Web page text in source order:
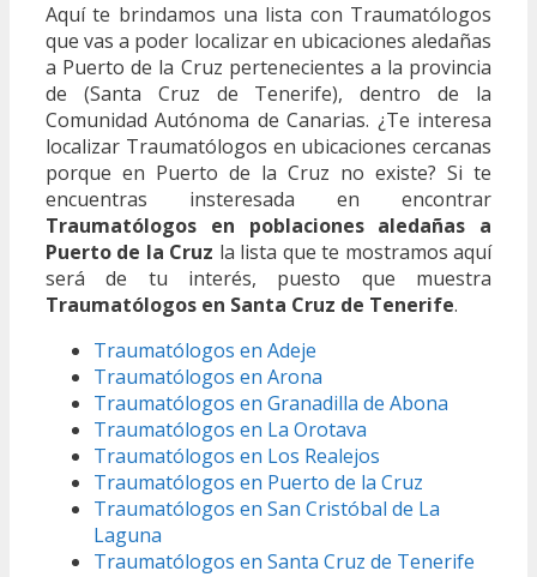
Aquí te brindamos una lista con Traumatólogos
que vas a poder localizar en ubicaciones aledañas
a Puerto de la Cruz pertenecientes a la provincia
de (Santa Cruz de Tenerife), dentro de la
Comunidad Autónoma de Canarias. ¿Te interesa
localizar Traumatólogos en ubicaciones cercanas
porque en Puerto de la Cruz no existe? Si te
encuentras insteresada en encontrar
Traumatólogos en poblaciones aledañas a
Puerto de la Cruz la lista que te mostramos aquí
será de tu interés, puesto que muestra
Traumatólogos en Santa Cruz de Tenerife.
Traumatólogos en Adeje
Traumatólogos en Arona
Traumatólogos en Granadilla de Abona
Traumatólogos en La Orotava
Traumatólogos en Los Realejos
Traumatólogos en Puerto de la Cruz
Traumatólogos en San Cristóbal de La
Laguna
Traumatólogos en Santa Cruz de Tenerife